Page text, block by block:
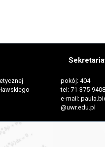
pokój: 404
tel: 71-375-9408
e-mail:
@uwr.edu.pl